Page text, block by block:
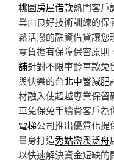
桃園房屋借款熱門客戶
業由良好技術訓練的保
鬆活潑的融資借貸讓您
零負擔有保障保密原
舖針對不限車齡車款免
與快樂的台北中醫減肥
材融入使超越專業保留
車免保免手續費客戶為
電梯公司推出優質化提
量身打造秀姑巒溪泛舟
以快速解決資金短缺的